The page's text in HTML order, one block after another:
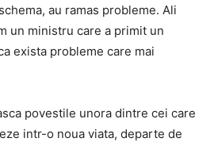
au ramas probleme. Ali
un ministru care a primit un
exista probleme care mai
povestile unora dintre cei care
intr-o noua viata, departe de